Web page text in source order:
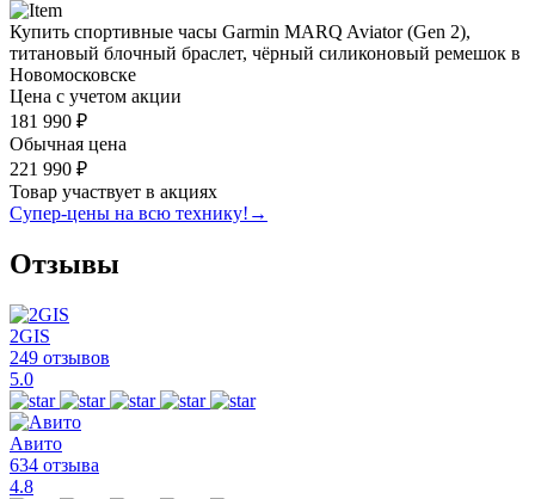
Купить спортивные часы Garmin MARQ Aviator (Gen 2),
титановый блочный браслет, чёрный силиконовый ремешок в
Новомосковске
Цена с учетом акции
181 990 ₽
Обычная цена
221 990 ₽
Товар участвует в акциях
Супер-цены на всю технику! →
Отзывы
2GIS
249 отзывов
5.0
Авито
634 отзыва
4.8